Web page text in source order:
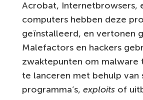
Acrobat, Internetbrowsers,
computers hebben deze
geïnstalleerd, en vertonen
Malefactors en hackers
zwaktepunten om malware
te lanceren met behulp van
programma’s, exploits of